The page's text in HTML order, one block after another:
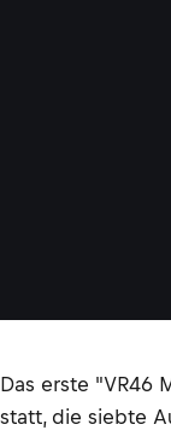
Das erste "VR46
statt, die siebte